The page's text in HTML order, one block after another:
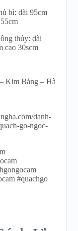
bì: dài 95cm
thủy: dài
cao 30scm
Kim Bảng – Hà
danh-
go-ngoc-
#quachgo